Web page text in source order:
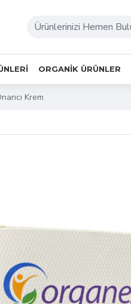
ORGANIK ÜRÜNLER
Krem